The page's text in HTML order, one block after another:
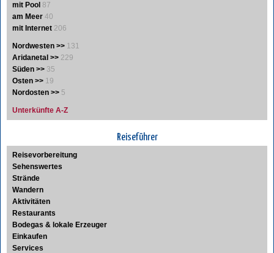
mit Pool 87
am Meer 40
mit Internet 206
Nordwesten >> 131
Aridanetal >> 229
Süden >> 35
Osten >> 19
Nordosten >> 5
Unterkünfte A-Z
Reiseführer
Reisevorbereitung
Sehenswertes
Strände
Wandern
Aktivitäten
Restaurants
Bodegas & lokale Erzeuger
Einkaufen
Services